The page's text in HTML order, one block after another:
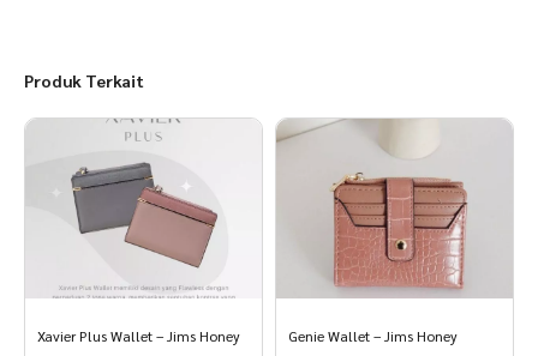
Produk Terkait
Xavier Plus Wallet – Jims Honey Genie Wallet – Jims Honey